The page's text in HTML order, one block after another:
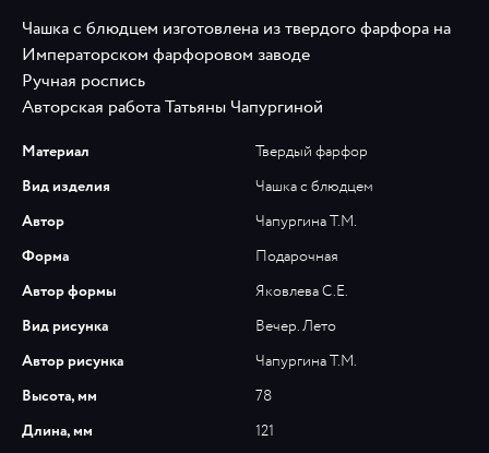
Чашка с блюдцем изготовлена из твердого фарфора на
Императорском фарфоровом заводе
Ручная роспись
Авторская работа Татьяны Чапургиной
Материал
Твердый фарфор
Вид изделия
Чашка с блюдцем
Автор
Чапургина Т.М.
Форма
Подарочная
Автор формы
Яковлева С.Е.
Вид рисунка
Вечер. Лето
Автор рисунка
Чапургина Т.М.
Высота, мм
78
Длина, мм
121